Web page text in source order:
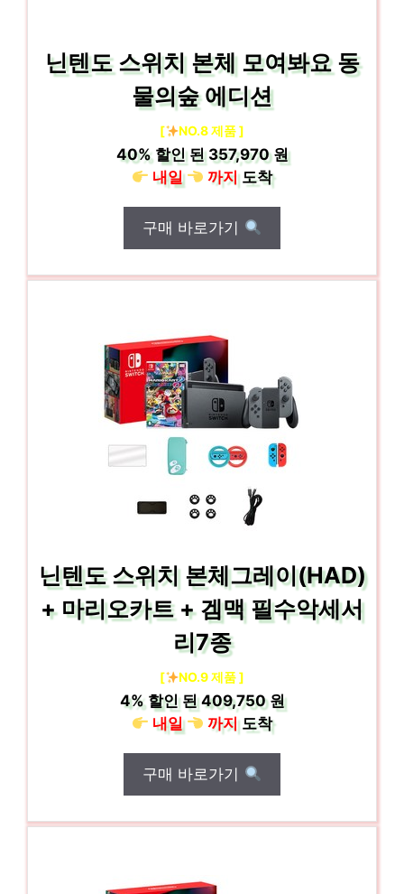
닌텐도 스위치 본체 모여봐요 동
물의숲 에디션
[ NO.8 제품 ]
40%할인 된357,970 원
내일
까지도착
구매 바로가기
닌텐도 스위치 본체그레이(HAD)
+ 마리오카트 + 겜맥 필수악세서
리7종
[ NO.9 제품 ]
4%할인 된409,750 원
내일
까지도착
구매 바로가기